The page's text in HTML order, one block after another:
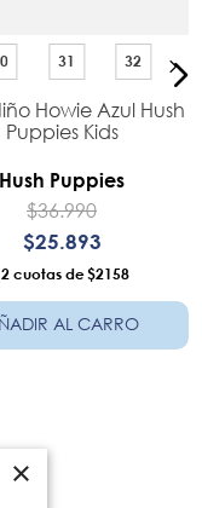
31 32
Howie Azul Hush
Puppies Kids
Hush Puppies
$36.990
$25.893
$2158
AL CARRO
×